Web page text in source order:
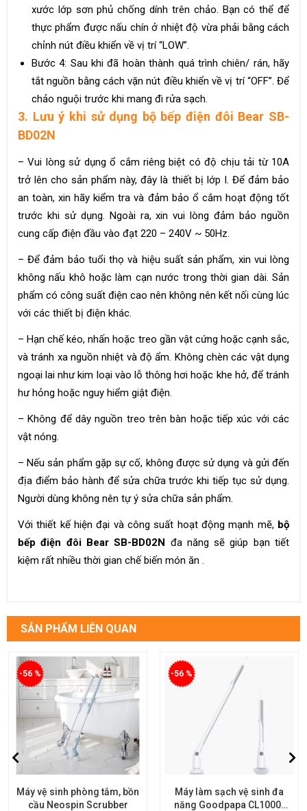
xước lớp sơn phủ chống dính trên chảo. Bạn có thể để
thực phẩm được nấu chín ở nhiệt độ vừa phải bằng cách
chỉnh nút điều khiển về vị trí “LOW”.
Bước 4: Sau khi đã hoàn thành quá trình chiên/ rán, hãy
tắt nguồn bằng cách vặn nút điều khiển về vị trí “OFF”. Để
chảo nguội trước khi mang đi rửa sạch.
3. Lưu ý khi sử dụng bộ bếp điện đôi Bear SB-
BD02N
– Vui lòng sử dụng ổ cắm riêng biệt có độ chịu tải từ 10A
trở lên cho sản phẩm này, đây là thiết bị lớp I. Để đảm bảo
an toàn, xin hãy kiểm tra và đảm bảo ổ cắm hoạt động tốt
trước khi sử dụng. Ngoài ra, xin vui lòng đảm bảo nguồn
cung cấp điện đầu vào đạt 220 – 240V ~ 50Hz.
– Để đảm bảo tuổi thọ và hiệu suất sản phẩm, xin vui lòng
không nấu khô hoặc làm cạn nước trong thời gian dài. Sản
phẩm có công suất điện cao nên không nên kết nối cùng lúc
với các thiết bị điện khác.
– Hạn chế kéo, nhấn hoặc treo gần vật cứng hoặc cạnh sắc,
và tránh xa nguồn nhiệt và độ ẩm. Không chèn các vật dụng
ngoại lai như kim loại vào lỗ thông hơi hoặc khe hở, để tránh
hư hỏng hoặc nguy hiểm giật điện.
– Không để dây nguồn treo trên bàn hoặc tiếp xúc với các
vật nóng.
– Nếu sản phẩm gặp sự cố, không được sử dụng và gửi đến
địa điểm bảo hành để sửa chữa trước khi tiếp tục sử dụng.
Người dùng không nên tự ý sửa chữa sản phẩm.
Với thiết kế hiện đại và công suất hoạt động mạnh mẽ, bộ
bếp điện đôi Bear SB-BD02N đa năng sẽ giúp bạn tiết
kiệm rất nhiều thời gian chế biến món ăn .
SẢN PHẨM LIÊN QUAN
-56 %
Máy vệ sinh phòng tắm, bồn
cầu Neospin Scrubber
-56 %
Máy làm sạch vệ sinh đa
năng Goodpapa CL1000-